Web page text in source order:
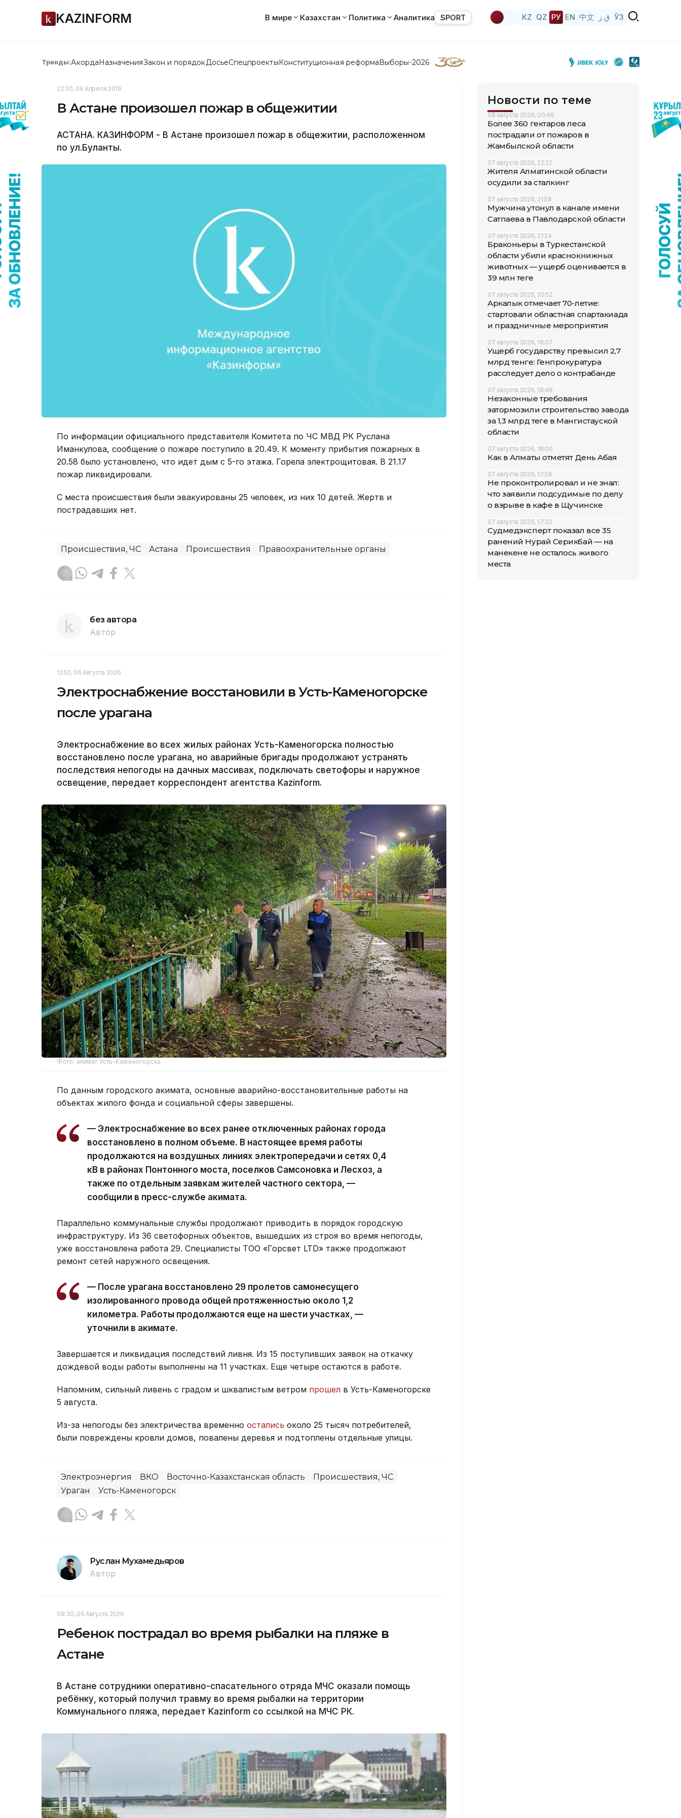
KAZINFORM В мире Казахстан Политика Аналитика SPORT KZ QZ РУ EN 中文 ق ز ЎЗ
Тренды:АкордаНазначенияЗакон и порядок ДосьеСпецпроектыКонституционная реформаВыборы-2026
22:30, 09 Апреля 2016
В Астане произошел пожар в общежитии
АСТАНА. КАЗИНФОРМ - В Астане произошел пожар в общежитии, расположенном
по ул.Буланты.
По информации официального представителя Комитета по ЧС МВД РК Руслана
Иманкулова, сообщение о пожаре поступило в 20.49. К моменту прибытия пожарных в
20.58 было установлено, что идет дым с 5-го этажа. Горела электрощитовая. В 21.17
пожар ликвидировали.
С места происшествия были эвакуированы 25 человек, из них 10 детей. Жертв и
пострадавших нет.
Происшествия, ЧС Астана Происшествия Правоохранительные органы
без автора
Автор
12:52, 06 Августа 2026
Электроснабжение восстановили в Усть-Каменогорске
после урагана
Электроснабжение во всех жилых районах Усть-Каменогорска полностью
восстановлено после урагана, но аварийные бригады продолжают устранять
последствия непогоды на дачных массивах, подключать светофоры и наружное
освещение, передает корреспондент агентства Kazinform.
Фото: акимат Усть-Каменогорска
По данным городского акимата, основные аварийно-восстановительные работы на
объектах жилого фонда и социальной сферы завершены.
— Электроснабжение во всех ранее отключенных районах города
восстановлено в полном объеме. В настоящее время работы
продолжаются на воздушных линиях электропередачи и сетях 0,4
кВ в районах Понтонного моста, поселков Самсоновка и Лесхоз, а
также по отдельным заявкам жителей частного сектора, —
сообщили в пресс-службе акимата.
Параллельно коммунальные службы продолжают приводить в порядок городскую
инфраструктуру. Из 36 светофорных объектов, вышедших из строя во время непогоды,
уже восстановлена работа 29. Специалисты ТОО «Горсвет LTD» также продолжают
ремонт сетей наружного освещения.
— После урагана восстановлено 29 пролетов самонесущего
изолированного провода общей протяженностью около 1,2
километра. Работы продолжаются еще на шести участках, —
уточнили в акимате.
Завершается и ликвидация последствий ливня. Из 15 поступивших заявок на откачку
дождевой воды работы выполнены на 11 участках. Еще четыре остаются в работе.
Напомним, сильный ливень с градом и шквалистым ветром прошел в Усть-Каменогорске
5 августа.
Из-за непогоды без электричества временно остались около 25 тысяч потребителей,
были повреждены кровли домов, повалены деревья и подтоплены отдельные улицы.
Электроэнергия ВКО Восточно-Казахстанская область
Происшествия, ЧС
Ураган
Усть-Каменогорск
Руслан Мухамедьяров
Автор
08:30, 06 Августа 2026
Ребенок пострадал во время рыбалки на пляже в
Астане
В Астане сотрудники оперативно-спасательного отряда МЧС оказали помощь
ребёнку, который получил травму во время рыбалки на территории
Коммунального пляжа, передает Kazinform со ссылкой на МЧС РК.
Новости по теме
08 августа 2026, 00:48
Более 360 гектаров леса
пострадали от пожаров в
Жамбылской области
07 августа 2026, 22:22
Жителя Алматинской области
осудили за сталкинг
07 августа 2026, 21:58
Мужчина утонул в канале имени
Сатпаева в Павлодарской области
07 августа 2026, 21:24
Браконьеры в Туркестанской
области убили краснокнижных
животных — ущерб оценивается в
39 млн теңге
07 августа 2026, 20:52
Аркалык отмечает 70-летие:
стартовали областная спартакиада
и праздничные мероприятия
07 августа 2026, 19:07
Ущерб государству превысил 2,7
млрд тенге: Генпрокуратура
расследует дело о контрабанде
07 августа 2026, 18:48
Незаконные требования
затормозили строительство завода
за 1,3 млрд теңге в Мангистауской
области
07 августа 2026, 18:00
Как в Алматы отметят День Абая
07 августа 2026, 17:58
Не проконтролировал и не знал:
что заявили подсудимые по делу
о взрыве в кафе в Щучинске
07 августа 2026, 17:32
Судмедэксперт показал все 35
ранений Нурай Серикбай — на
манекене не осталось живого
места